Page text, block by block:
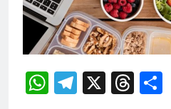
WhatsApp
Telegram
X